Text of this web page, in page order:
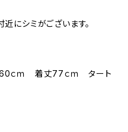
近にシミがございます。
ｃｍ 着丈77ｃｍ タート